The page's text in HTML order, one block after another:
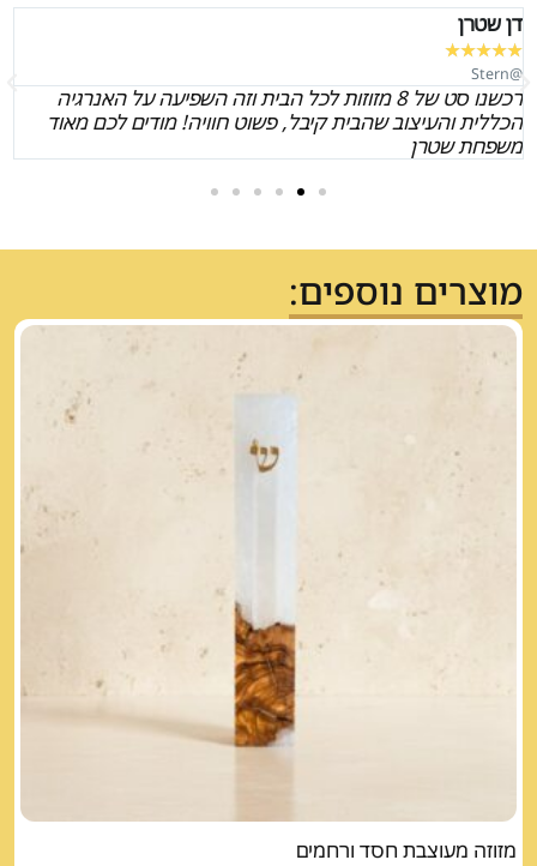
דן שטרן
★
★
★
★
★
@Stern
רכשנו סט של 8 מזוזות לכל הבית וזה השפיעה על האנרגיה
הכללית והעיצוב שהבית קיבל, פשוט חוויה! מודים לכם מאוד
משפחת שטרן
מוצרים נוספים:
מזוזה מעוצבת חסד ורחמים